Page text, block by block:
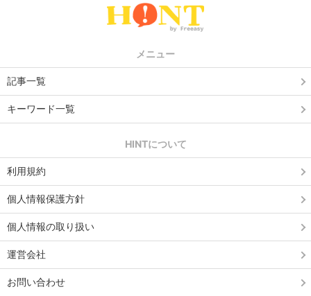
メニュー
記事一覧
キーワード一覧
HINTについて
利用規約
個人情報保護方針
個人情報の取り扱い
運営会社
お問い合わせ